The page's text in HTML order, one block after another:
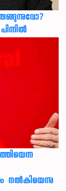
നല്‍കിയെന്നു